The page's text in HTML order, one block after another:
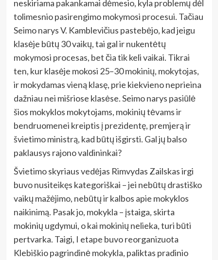
neskiriama pakankamai dėmesio, kyla problemų dėl
tolimesnio pasirengimo mokymosi procesui. Tačiau
Seimo narys V. Kamblevičius pastebėjo, kad jeigu
klasėje būtų 30 vaikų, tai gal ir nukentėtų
mokymosi procesas, bet čia tik keli vaikai. Tikrai
ten, kur klasėje mokosi 25–30 mokinių, mokytojas,
ir mokydamas vieną klasę, prie kiekvieno neprieina
dažniau nei mišriose klasėse. Seimo narys pasiūlė
šios mokyklos mokytojams, mokinių tėvams ir
bendruomenei kreiptis į prezidentę, premjerą ir
švietimo ministrą, kad būtų išgirsti. Gal jų balso
paklausys rajono valdininkai?
Švietimo skyriaus vedėjas Rimvydas Zailskas irgi
buvo nusiteikęs kategoriškai – jei nebūtų drastiško
vaikų mažėjimo, nebūtų ir kalbos apie mokyklos
naikinimą. Pasak jo, mokykla – įstaiga, skirta
mokinių ugdymui, o kai mokinių nelieka, turi būti
pertvarka. Taigi, I etape buvo reorganizuota
Klebiškio pagrindinė mokykla, paliktas pradinio